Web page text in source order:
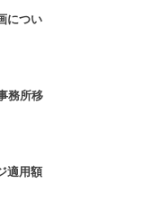
につい
務所移
適用額